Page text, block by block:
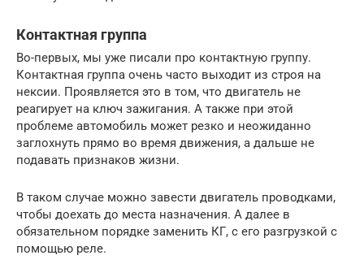
Контактная группа
Во-первых, мы уже писали про контактную группу.
Контактная группа очень часто выходит из строя на
нексии. Проявляется это в том, что двигатель не
реагирует на ключ зажигания. А также при этой
проблеме автомобиль может резко и неожиданно
заглохнуть прямо во время движения, а дальше не
подавать признаков жизни.
В таком случае можно завести двигатель проводками,
чтобы доехать до места назначения. А далее в
обязательном порядке заменить КГ, с его разгрузкой с
помощью реле.